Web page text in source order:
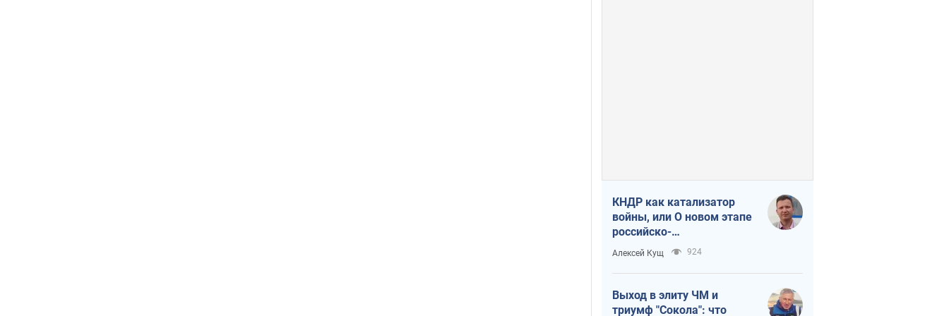
КНДР как катализатор
войны, или О новом этапе
российско-
северокорейского союза
Алексей Кущ 924
Выход в элиту ЧМ и
триумф "Сокола": что